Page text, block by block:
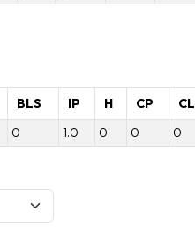
BLS IP H CP CL
0 1.0 0 0 0